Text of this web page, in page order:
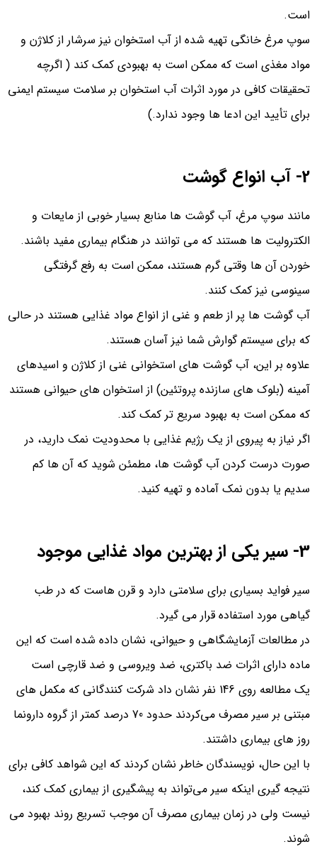
است.
سوپ مرغ خانگی تهیه شده از آب استخوان نیز سرشار از کلاژن و
مواد مغذی است که ممکن است به بهبودی کمک کند ( اگرچه
تحقیقات کافی در مورد اثرات آب استخوان بر سلامت سیستم ایمنی
برای تأیید این ادعا ها وجود ندارد.)
2- آب انواع گوشت
مانند سوپ مرغ، آب گوشت ها منابع بسیار خوبی از مایعات و
الکترولیت ها هستند که می توانند در هنگام بیماری مفید باشند.
خوردن آن ها وقتی گرم هستند، ممکن است به رفع گرفتگی
سینوسی نیز کمک کنند.
آب گوشت ها پر از طعم و غنی از انواع مواد غذایی هستند در حالی
که برای سیستم گوارش شما نیز آسان هستند.
علاوه بر این، آب گوشت های استخوانی غنی از کلاژن و اسیدهای
آمینه (بلوک های سازنده پروتئین) از استخوان های حیوانی هستند
که ممکن است به بهبود سریع تر کمک کند.
اگر نیاز به پیروی از یک رژیم غذایی با محدودیت نمک دارید، در
صورت درست کردن آب گوشت ها، مطمئن شوید که آن ها کم
سدیم یا بدون نمک آماده و تهیه کنید.
3- سیر یکی از بهترین مواد غذایی موجود
سیر فواید بسیاری برای سلامتی دارد و قرن هاست که در طب
گیاهی مورد استفاده قرار می گیرد.
در مطالعات آزمایشگاهی و حیوانی، نشان داده شده است که این
ماده دارای اثرات ضد باکتری، ضد ویروسی و ضد قارچی است
یک مطالعه روی 146 نفر نشان داد شرکت‌ کنندگانی که مکمل‌ های
مبتنی بر سیر مصرف می‌کردند حدود 70 درصد کمتر از گروه دارونما
روز های بیماری داشتند.
با این حال، نویسندگان خاطر نشان کردند که این شواهد کافی برای
نتیجه‌ گیری اینکه سیر می‌تواند به پیشگیری از بیماری کمک کند،
نیست ولی در زمان بیماری مصرف آن موجب تسریع روند بهبود می
شوند.